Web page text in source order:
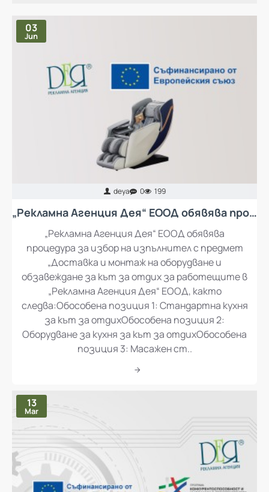
03
Jun
„Рекламна Агенция Дея“ ЕООД обявява
процедура за избор на изпълнител с предмет
„Доставка и монтаж на оборудване и
обзавеждане за кът за отдих за работещите в
„Рекламна Агенция Дея“ ЕООД, както
следва:Обособена позиция 1: Стандартна кухня
за кът за отдихОбособена позиция 2:
Оборудване за кухня за кът за отдихОбособена
позиция 3: Масажен ст..
13
Mar